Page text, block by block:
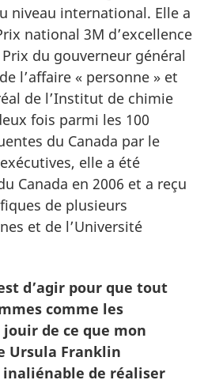
niveau international. Elle a
national 3M d’excellence
du gouverneur général
l’affaire « personne » et
de l’Institut de chimie
fois parmi les 100
du Canada par le
elle a été
Canada en 2006 et a reçu
de plusieurs
et de l’Université
d’agir pour que tout
comme les
de ce que mon
Ursula Franklin
de réaliser